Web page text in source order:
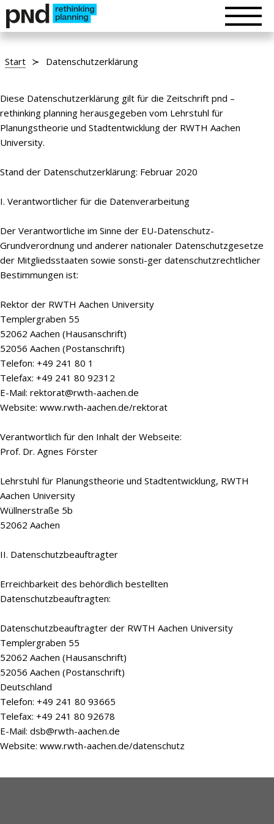
Start Datenschutzerklärung
Diese Datenschutzerklärung gilt für die Zeitschrift pnd –
rethinking planning herausgegeben vom Lehrstuhl für
Planungstheorie und Stadtentwicklung der RWTH Aachen
University.
Stand der Datenschutzerklärung: Februar 2020
I. Verantwortlicher für die Datenverarbeitung
Der Verantwortliche im Sinne der EU-Datenschutz-
Grundverordnung und anderer nationaler Datenschutzgesetze
der Mitgliedsstaaten sowie sonsti-ger datenschutzrechtlicher
Bestimmungen ist:
Rektor der RWTH Aachen University
Templergraben 55
52062 Aachen (Hausanschrift)
52056 Aachen (Postanschrift)
Telefon: +49 241 80 1
Telefax: +49 241 80 92312
E-Mail: rektorat@rwth-aachen.de
Website: www.rwth-aachen.de/rektorat
Verantwortlich für den Inhalt der Webseite:
Prof. Dr. Agnes Förster
Lehrstuhl für Planungstheorie und Stadtentwicklung, RWTH
Aachen University
Wüllnerstraße 5b
52062 Aachen
II. Datenschutzbeauftragter
Erreichbarkeit des behördlich bestellten
Datenschutzbeauftragten:
Datenschutzbeauftragter der RWTH Aachen University
Templergraben 55
52062 Aachen (Hausanschrift)
52056 Aachen (Postanschrift)
Deutschland
Telefon: +49 241 80 93665
Telefax: +49 241 80 92678
E-Mail: dsb@rwth-aachen.de
Website: www.rwth-aachen.de/datenschutz